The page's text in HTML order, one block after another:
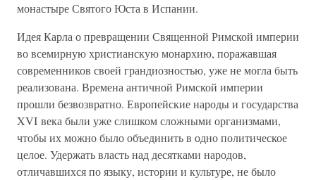
монастыре Святого Юста в Испании.
Идея Карла о превращении Священной Римской империи
во всемирную христианскую монархию, поражавшая
современников своей грандиозностью, уже не могла быть
реализована. Времена античной Римской империи
прошли безвозвратно. Европейские народы и государства
XVI века были уже слишком сложными организмами,
чтобы их можно было объединить в одно политическое
целое. Удержать власть над десятками народов,
отличавшихся по языку, истории и культуре, не было